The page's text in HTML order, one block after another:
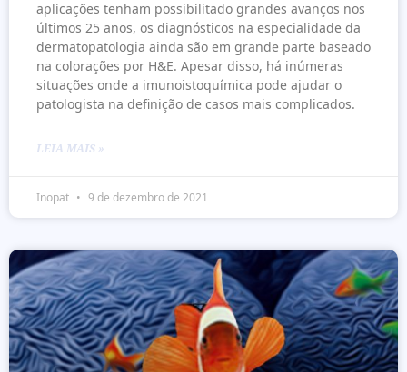
aplicações tenham possibilitado grandes avanços nos
últimos 25 anos, os diagnósticos na especialidade da
dermatopatologia ainda são em grande parte baseado
na colorações por H&E. Apesar disso, há inúmeras
situações onde a imunoistoquímica pode ajudar o
patologista na definição de casos mais complicados.
LEIA MAIS »
Inopat 9 de dezembro de 2021